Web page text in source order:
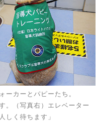
ーカーとパピーたち。
。（写真右）エレベーター
しく待ちます」